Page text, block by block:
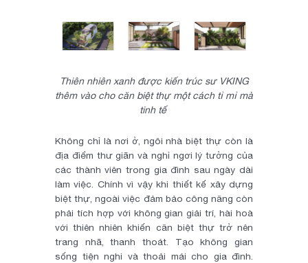
Thiên nhiên xanh được kiến trúc sư VKING
thêm vào cho căn biệt thự một cách tỉ mỉ mà
tinh tế
Không chỉ là nơi ở, ngôi nhà biệt thự còn là
địa điểm thư giãn và nghỉ ngơi lý tưởng của
các thành viên trong gia đình sau ngày dài
làm việc. Chính vì vậy khi thiết kế xây dựng
biệt thự, ngoài việc đảm bảo công năng còn
phải tích hợp với không gian giải trí, hài hoà
với thiên nhiên khiến căn biệt thự trở nên
trang nhã, thanh thoát. Tạo không gian
sống tiện nghi và thoải mái cho gia đình.